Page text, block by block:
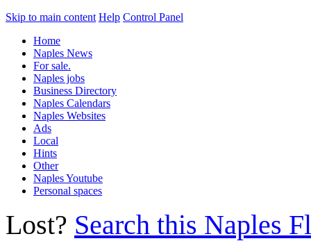
Skip to main content Help Control Panel
Home
Naples News
For sale.
Naples jobs
Business Directory
Naples Calendars
Naples Websites
Ads
Local
Hints
Other
Naples Youtube
Personal spaces
Lost? Search this Naples